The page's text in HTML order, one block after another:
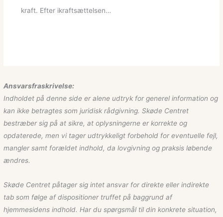
kraft. Efter ikraftsættelsen…
Ansvarsfraskrivelse:
Indholdet på denne side er alene udtryk for generel information og
kan ikke betragtes som juridisk rådgivning. Skøde Centret
bestræber sig på at sikre, at oplysningerne er korrekte og
opdaterede, men vi tager udtrykkeligt forbehold for eventuelle fejl,
mangler samt forældet indhold, da lovgivning og praksis løbende
ændres.
Skøde Centret påtager sig intet ansvar for direkte eller indirekte
tab som følge af dispositioner truffet på baggrund af
hjemmesidens indhold. Har du spørgsmål til din konkrete situation,